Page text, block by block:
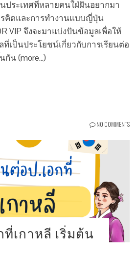
ประเทศที่หลายคนใฝ่ฝันอยากมา
ารคิดและการทำงานแบบญี่ปุ่น
VIP จึงจะมาแบ่งปันข้อมูลเพื่อให้
เป็นประโยชน์เกี่ยวกับการเรียนต่อ
น (more…)
NO COMMENTS
ที่เกาหลี เริ่มต้น